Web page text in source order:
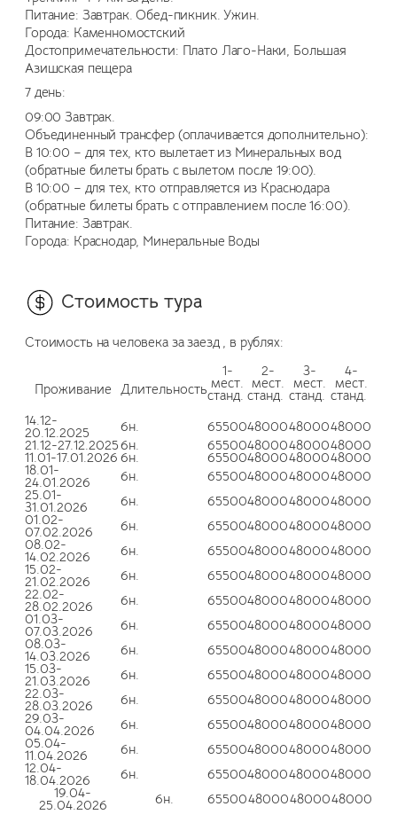
Питание: Завтрак. Обед-пикник. Ужин.
Города: Каменномостский
Достопримечательности: Плато Лаго-Наки, Большая
Азишская пещера
7 день:
09:00 Завтрак.
Объединенный трансфер (оплачивается дополнительно):
В 10:00 – для тех, кто вылетает из Минеральных вод
(обратные билеты брать с вылетом после 19:00).
В 10:00 – для тех, кто отправляется из Краснодара
(обратные билеты брать с отправлением после 16:00).
Питание: Завтрак.
Города: Краснодар, Минеральные Воды
Стоимость тура
Стоимость на человека за заезд , в рублях:
Проживание Длительность
1-
мест.
2-
мест.
3-
мест.
4-
мест.
станд. станд. станд. станд.
14.12-
20.12.2025 6н. 65500480004800048000
21.12-27.12.20256н. 65500480004800048000
11.01-17.01.2026 6н. 65500480004800048000
18.01-
24.01.2026 6н. 65500480004800048000
25.01-
31.01.2026 6н. 65500480004800048000
01.02-
07.02.2026 6н. 65500480004800048000
08.02-
14.02.2026 6н. 65500480004800048000
15.02-
21.02.2026 6н. 65500480004800048000
22.02-
28.02.2026 6н. 65500480004800048000
01.03-
07.03.2026 6н. 65500480004800048000
08.03-
14.03.2026 6н. 65500480004800048000
15.03-
21.03.2026 6н. 65500480004800048000
22.03-
28.03.2026 6н. 65500480004800048000
29.03-
04.04.2026 6н. 65500480004800048000
05.04-
11.04.2026 6н. 65500480004800048000
12.04-
18.04.2026 6н. 65500480004800048000
19.04-
25.04.2026 6н. 65500480004800048000